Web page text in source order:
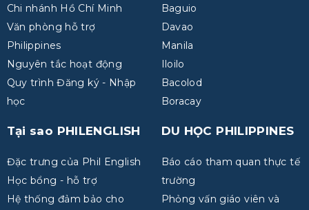
Chi nhánh Hồ Chí Minh
Văn phòng hỗ trợ
Philippines
Nguyên tắc hoạt động
Quy trình Đăng ký - Nhập
học
Tại sao PHILENGLISH
Đặc trưng của Phil English
Học bổng - hỗ trợ
Hệ thống đảm bảo cho
Baguio
Davao
Manila
Iloilo
Bacolod
Boracay
DU HỌC PHILIPPINES
Báo cáo tham quan thực tế
trường
Phỏng vấn giáo viên và